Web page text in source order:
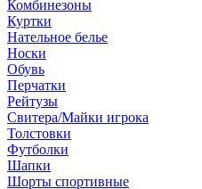
Комбинезоны
Куртки
Нательное белье
Носки
Обувь
Перчатки
Рейтузы
Свитера/Майки игрока
Толстовки
Футболки
Шапки
Шорты спортивные